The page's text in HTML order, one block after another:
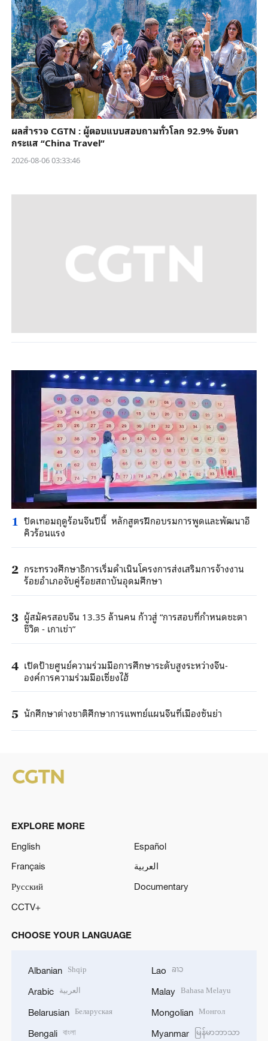
ผลสำรวจ CGTN : ผู้ตอบแบบสอบถามทั่วโลก 92.9% จับตา
กระแส “China Travel”
2026-08-06 03:33:46
1 ปิดเทอมฤดูร้อนจีนปีนี้ หลักสูตรฝึกอบรมการพูดและพัฒนาอี
คิวร้อนแรง
2 กระทรวงศึกษาธิการเริ่มดำเนินโครงการส่งเสริมการจ้างงาน
ร้อยอำเภอจับคู่ร้อยสถาบันอุดมศึกษา
3 ผู้สมัครสอบจีน 13.35 ล้านคน ก้าวสู่ “การสอบที่กำหนดชะตา
ชีวิต - เกาเข่า”
4 เปิดป้ายศูนย์ความร่วมมือการศึกษาระดับสูงระหว่างจีน-
องค์การความร่วมมือเซี่ยงไฮ้
5 นักศึกษาต่างชาติศึกษาการแพทย์แผนจีนที่เมืองซันย่า
EXPLORE MORE
English
Español
Français
العربية
Русский
Documentary
CCTV+
CHOOSE YOUR LANGUAGE
Albanian Shqip
Arabic العربية
Belarusian Беларуская
Bengali বাংলা
Lao ລາວ
Malay Bahasa Melayu
Mongolian Монгол
Myanmar မြန်မာဘာသာ